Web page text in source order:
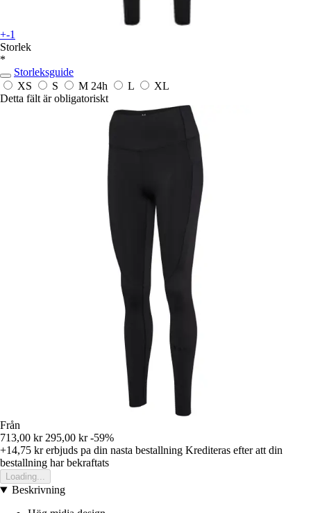
+-1
Storlek
*
Storleksguide
XS
S M 24h L
XL
Detta fält är obligatoriskt
Från
713,00 kr 295,00 kr -59%
+14,75 krerbjuds pa din nasta bestallning Krediteras efter att din
bestallning har bekraftats
Loading...
Beskrivning